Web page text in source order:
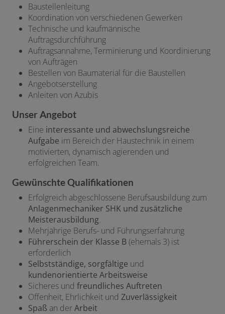
Baustellenleitung
Koordination von verschiedenen Gewerken
Technische und kaufmännische
Auftragsdurchführung
Auftragsannahme, Terminierung und Koordinierung
von Aufträgen
Bestellen von Baumaterial für die Baustellen
Angebotserstellung
Anleiten von Azubis
Unser Angebot
Eine interessante und abwechslungsreiche
Aufgabe im Bereich der Haustechnik in einem
motivierten, dynamisch agierenden und
erfolgreichen Team.
Gewünschte Qualifikationen
Erfolgreich abgeschlossene Berufsausbildung zum
Anlagenmechaniker SHK und zusätzliche
Meisterausbildung.
Mehrjährige Berufs- und Führungserfahrung
Führerschein der Klasse B(ehemals 3) ist
erforderlich
Selbstständige, sorgfältige und
kundenorientierte Arbeitsweise
Sicheres und freundliches Auftreten
Offenheit, Ehrlichkeit und Zuverlässigkeit
Spaß an derArbeit